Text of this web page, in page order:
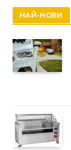
НАЙ-НОВИ